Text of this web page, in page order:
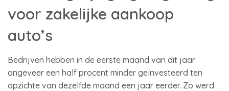
voor zakelijke aankoop
auto’s
Bedrijven hebben in de eerste maand van dit jaar
ongeveer een half procent minder geïnvesteerd ten
opzichte van dezelfde maand een jaar eerder. Zo werd